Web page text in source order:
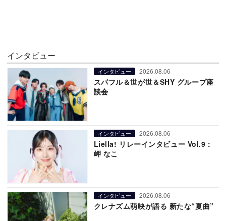
インタビュー
インタビュー 2026.08.06
スパフル＆世が世＆SHY グループ座
談会
インタビュー 2026.08.06
Liella! リレーインタビュー Vol.9：
岬 なこ
インタビュー 2026.08.06
クレナズム萌映が語る 新たな“夏曲”